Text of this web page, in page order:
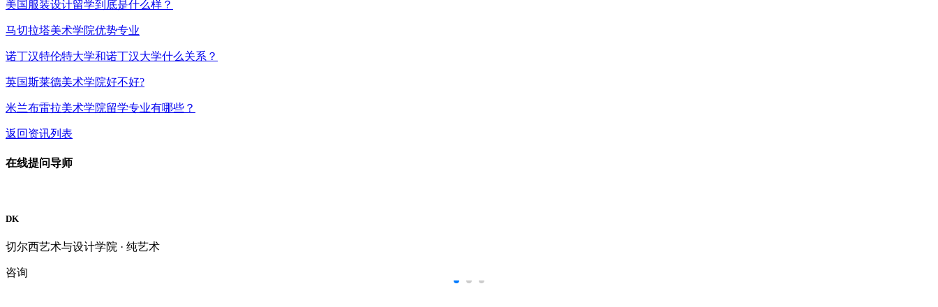
美国服装设计留学到底是什么样？
马切拉塔美术学院优势专业
诺丁汉特伦特大学和诺丁汉大学什么关系？
英国斯莱德美术学院好不好?
米兰布雷拉美术学院留学专业有哪些？
返回资讯列表
在线提问导师
DK
切尔西艺术与设计学院 · 纯艺术
咨询